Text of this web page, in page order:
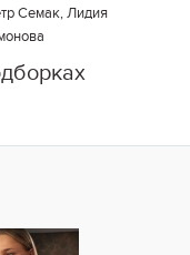
Семак, Лидия